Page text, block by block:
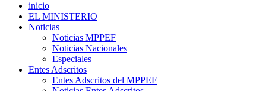
inicio
EL MINISTERIO
Noticias
Noticias MPPEF
Noticias Nacionales
Especiales
Entes Adscritos
Entes Adscritos del MPPEF